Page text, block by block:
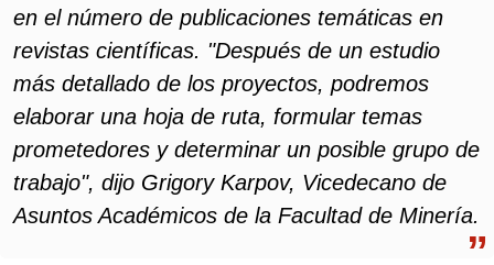
en el número de publicaciones temáticas en
revistas científicas. "Después de un estudio
más detallado de los proyectos, podremos
elaborar una hoja de ruta, formular temas
prometedores y determinar un posible grupo de
trabajo", dijo Grigory Karpov, Vicedecano de
Asuntos Académicos de la Facultad de Minería.